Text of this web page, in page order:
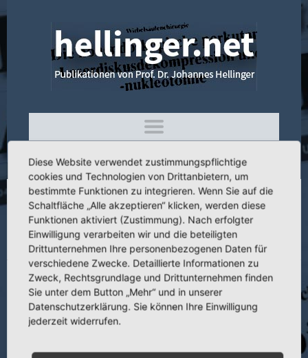
3.032 Tierexperimentelle Untersuchungen
zur autologen
Gelenkknorpeltransplantation
Titel:Tierexperimentelle Untersuchungen zur autologen
Gelenkknorpeltransplantation
Diese Website verwendet zustimmungspflichtige
cookies und Technologien von Drittanbietern, um
bestimmte Funktionen zu integrieren. Wenn Sie auf die
Schaltfläche „Alle akzeptieren“ klicken, werden diese
Funktionen aktiviert (Zustimmung). Nach erfolgter
Einwilligung verarbeiten wir und die beteiligten
Drittunternehmen Ihre personenbezogenen Daten für
verschiedene Zwecke. Detaillierte Informationen zu
Zweck, Rechtsgrundlage und Drittunternehmen finden
Sie unter dem Button „Mehr“ und in unserer
Datenschutzerklärung. Sie können Ihre Einwilligung
jederzeit widerrufen.